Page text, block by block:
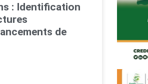
: Identification
de